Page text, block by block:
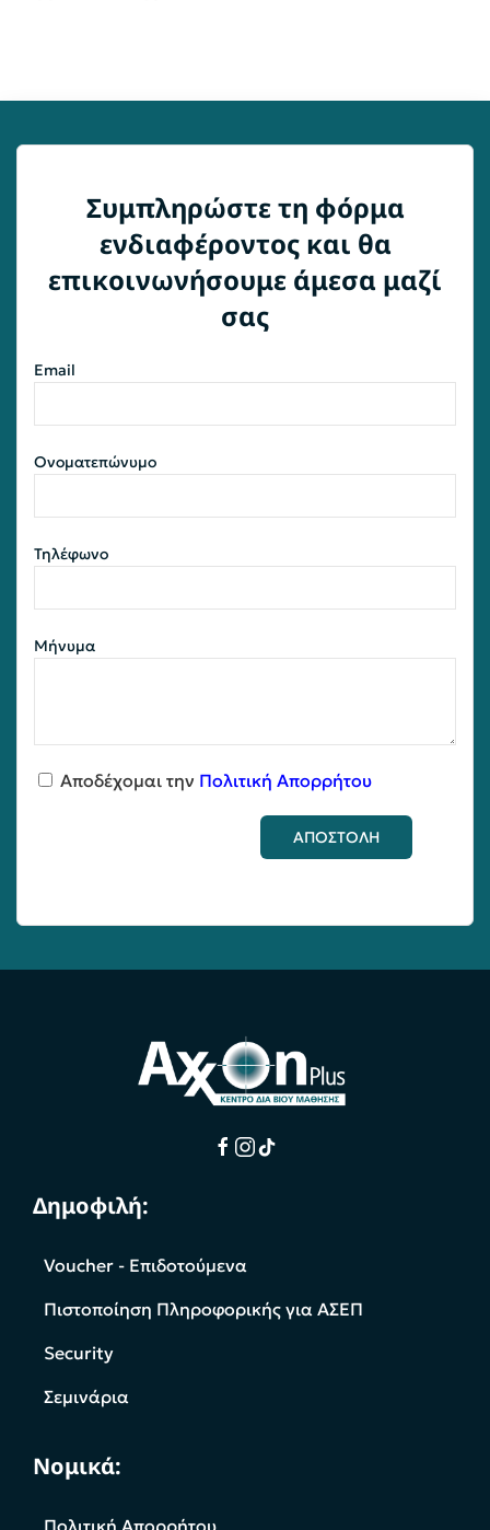
Συμπληρώστε τη φόρμα
ενδιαφέροντος και θα
επικοινωνήσουμε άμεσα μαζί
σας
Email
Ονοματεπώνυμο
Τηλέφωνο
Μήνυμα
Αποδέχομαι την Πολιτική Απορρήτου
ΑΠΟΣΤΟΛΗ
Δημοφιλή:
Voucher - Επιδοτούμενα
Πιστοποίηση Πληροφορικής για ΑΣΕΠ
Security
Σεμινάρια
Νομικά:
Πολιτική Απορρήτου